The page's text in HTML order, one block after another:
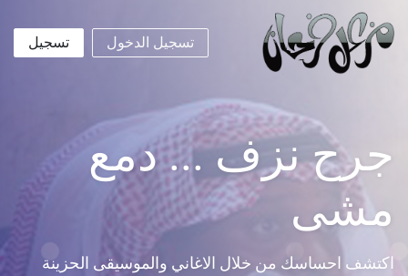
تسجيل الدخول تسجيل
جرح نزف ... دمع
مشى
اكتشف احساسك من خلال الاغاني والموسيقى الحزينة